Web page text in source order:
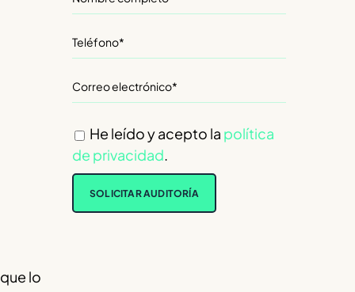
lo
He leído y acepto la política
de privacidad.